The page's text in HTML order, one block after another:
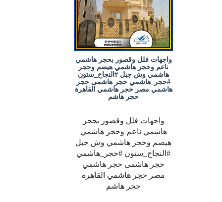
واجهات فلل وقصور بحجر هاشمي
ناعم وحجر هاشمي هيصم وحجر
هاشمي وش جبل #النجاح_ستون
#حجر_هاشمي حجر هاشمى حجر
هاشمي مصر حجر هاشمي القاهرة
حجر هاشم
واجهات فلل وقصور بحجر
هاشمي ناعم وحجر هاشمي
هيصم وحجر هاشمي وش جبل
#النجاح_ستون #حجر_هاشمي
حجر هاشمى حجر هاشمي
مصر حجر هاشمي القاهرة
حجر هاشم